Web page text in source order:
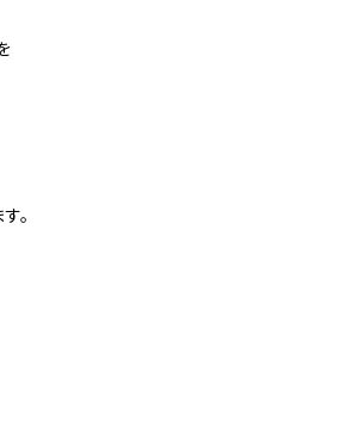
。